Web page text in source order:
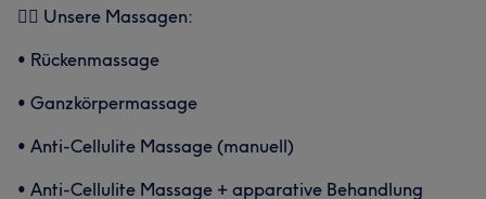
💆‍♀️ Unsere Massagen:
• Rückenmassage
• Ganzkörpermassage
• Anti-Cellulite Massage (manuell)
• Anti-Cellulite Massage + apparative Behandlung